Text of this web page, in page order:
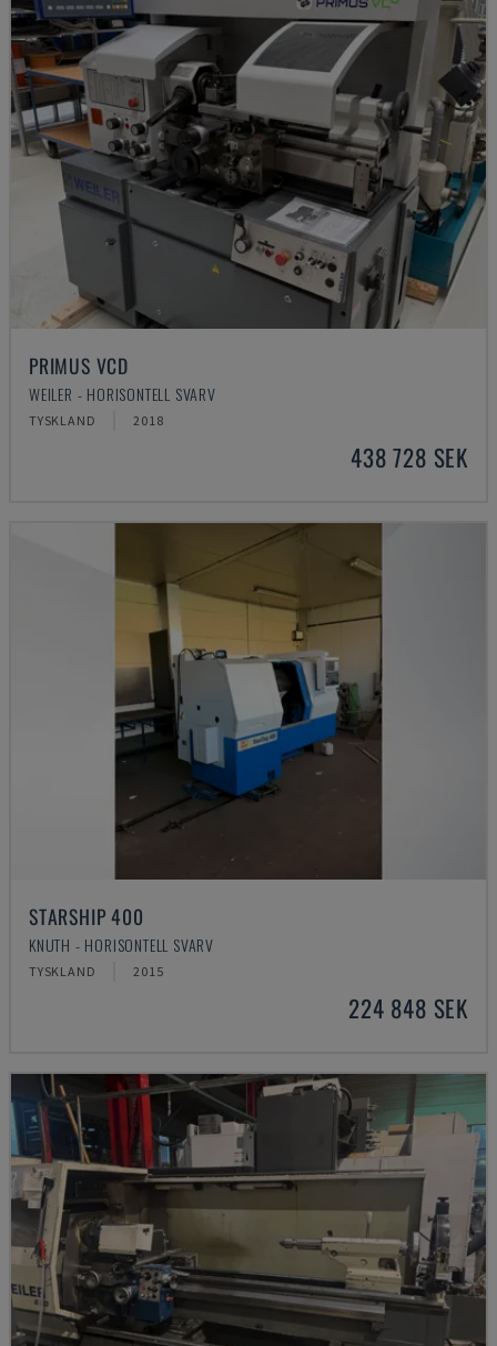
PRIMUS VCD
WEILER - HORISONTELL SVARV
TYSKLAND 2018
438 728 SEK
STARSHIP 400
KNUTH - HORISONTELL SVARV
TYSKLAND 2015
224 848 SEK